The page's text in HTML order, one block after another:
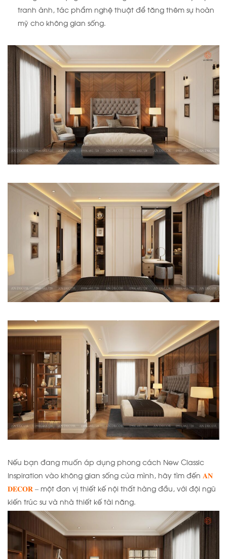
tranh ảnh, tác phẩm nghệ thuật để tăng thêm sự hoàn
mỹ cho không gian sống.
Nếu bạn đang muốn áp dụng phong cách New Classic
Inspiration vào không gian sống của mình, hãy tìm đến 𝐀𝐍
𝐃𝐄𝐂𝐎𝐑 – một đơn vị thiết kế nội thất hàng đầu, với đội ngũ
kiến trúc sư và nhà thiết kế tài năng.